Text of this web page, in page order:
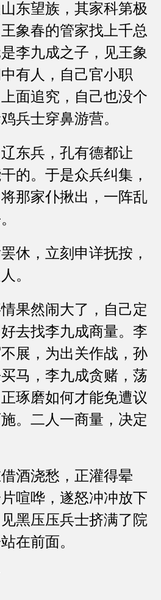
东望族，其家科第极
象春的管家找上千总
李九成之子，见王象
有人，自己官小职
面追究，自己也没个
兵士穿鼻游营。
兵，孔有德都让
的。于是众兵纠集，
那家仆揪出，一阵乱
，立刻申详抚按，
。
然闹大了，自己定
去找李九成商量。李
展，为出关作战，孙
马，李九成贪赌，荡
琢磨如何才能免遭议
。二人一商量，决定
浇愁，正灌得晕
喧哗，遂怒冲冲放下
黑压压兵士挤满了院
在前面。